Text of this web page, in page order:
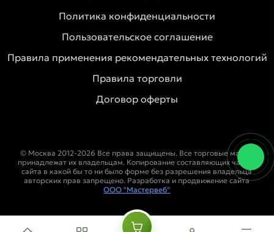
Политика конфиденциальности
Пользовательское соглашение
Правила применения рекомендательных технологий
Правила торговли
Договор оферты
© Москва 2012-2026 Все права защищены. Все торговые марки
принадлежат их владельцам. Копирование составляющих частей
сайта в какой бы то ни было форме без разрешения владельца
авторских прав запрещено. Разработка и продвижение сайта
ООО "Мастервеб"